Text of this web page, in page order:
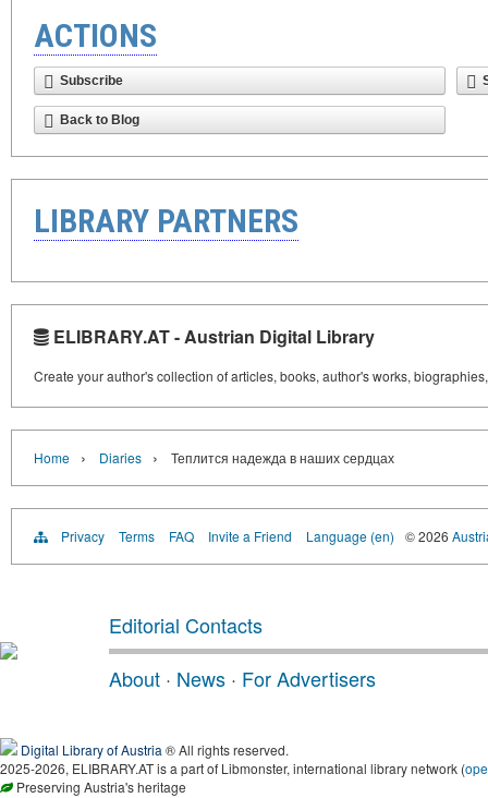
ACTIONS
Subscribe
Back to Blog
LIBRARY PARTNERS
ELIBRARY.AT - Austrian Digital Library
Create your author's collection of articles, books, author's works,
Home › Diaries › Теплится надежда в наших сердцах
Privacy Terms FAQ Invite a Friend Language (en) © 2026
Editorial Contacts
About · News · For Advertisers
Digital Library of Austria ® All rights reserved.
2025-2026, ELIBRARY.AT is a part of Libmonster, international library network (
Preserving Austria's heritage